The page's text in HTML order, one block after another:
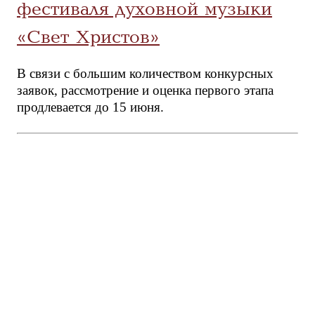
фестиваля духовной музыки
«Свет Христов»
В связи с большим количеством конкурсных
заявок, рассмотрение и оценка первого этапа
продлевается до 15 июня.